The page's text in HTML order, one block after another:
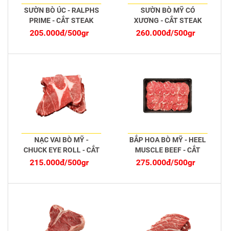
SƯỜN BÒ ÚC - RALPHS
PRIME - CẮT STEAK
205.000đ/500gr
SƯỜN BÒ MỸ CÓ
XƯƠNG - CẮT STEAK
260.000đ/500gr
NẠC VAI BÒ MỸ -
CHUCK EYE ROLL - CẮT
STEAK
215.000đ/500gr
BẮP HOA BÒ MỸ - HEEL
MUSCLE BEEF - CẮT
MỎNG
275.000đ/500gr